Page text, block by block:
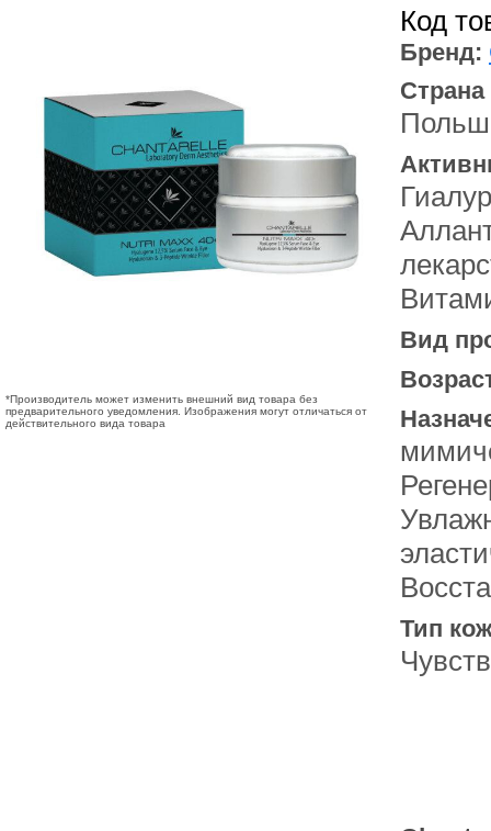
*Производитель может изменить внешний вид товара без
предварительного уведомления. Изображения могут отличаться от
действительного вида товара
Код
Бренд:
Вид
Тип